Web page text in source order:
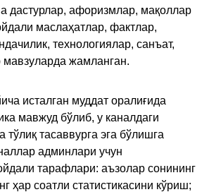
дастурлар, афоризмлар, мақоллар
маслаҳатлар, фактлар,
технологиялар, санъат,
мавзуларда жамланган.
исталган муддат оралиғида
мавжуд бўлиб, у каналдаги
тўлиқ тасаввурга эга бўлишга
админлари учун
тарафлари: аъзолар сонининг
ҳар соатли статистикасини кўриш;